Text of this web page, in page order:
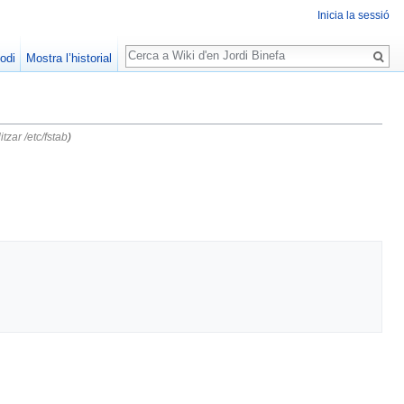
/etc/fstab)
Inicia la sessió
Mostra l’historial
Cerca